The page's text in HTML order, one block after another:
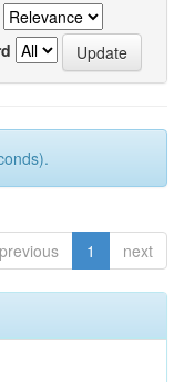
previous 1 next